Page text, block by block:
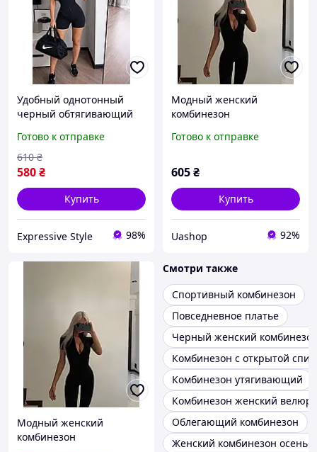
Удобный однотонный
черный обтягивающий
открытыми ножками
микродайвинг размер Xs-
S M-L
Готово к отправке
580₴
610 ₴
Купить
Expressive Style 98%
Модный женский
комбинезон
короткий рукав черного
Готово к отправке
605₴
Купить
Uashop 92%
Модный женский
комбинезон
Смотри также
Спортивный комбинезон
Повседневное платье
Черный женский
Комбинезон с открытой
Комбинезон утягивающий
Комбинезон женский
Облегающий комбинезон
Женский комбинезон осень-